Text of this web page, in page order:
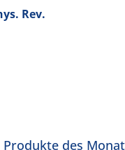
Rev.
Produkte des